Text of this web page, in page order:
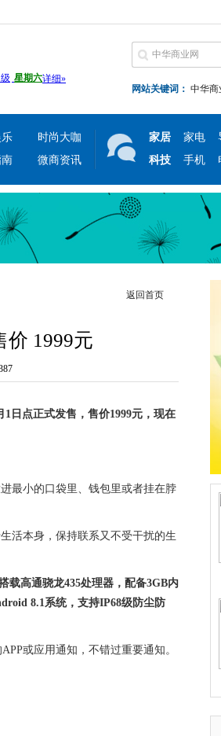
网站关键词： 中华商
时尚大咖
微商资讯
家居 家电
科技
手机
返回首页
价 1999元
1日点正式发售，售价1999元，现在
最小的口袋里、钱包里或者挂在脖
活本身，保持联系又不受干扰的生
载高通骁龙435处理器，配备3GB内
8.1系统，支持IP68级防尘防
或应用通知，不错过重要通知。